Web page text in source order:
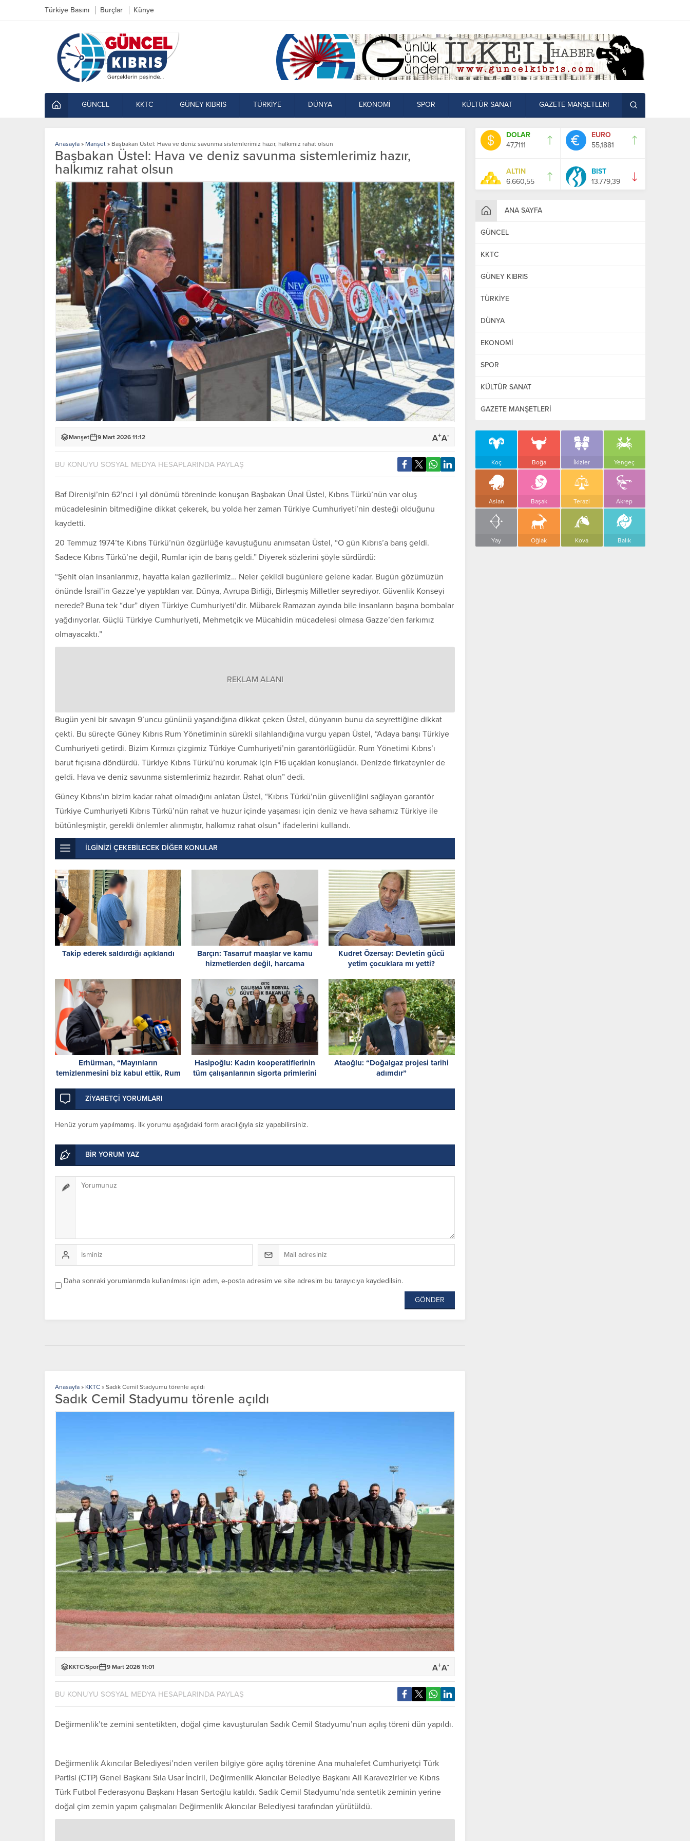
Türkiye Basını Burçlar Künye
GÜNCEL KKTC GÜNEY KIBRIS TÜRKİYE DÜNYA EKONOMİ SPOR KÜLTÜR SANAT GAZETE MANŞETLERİ
DOLAR
47,7111
EURO
55,1881
ALTIN
6.660,55
BIST
13.779,39
ANA SAYFA
GÜNCEL
KKTC
GÜNEY KIBRIS
TÜRKİYE
DÜNYA
EKONOMİ
SPOR
KÜLTÜR SANAT
GAZETE MANŞETLERİ
Koç Boğa İkizler Yengeç
Aslan Başak Terazi Akrep
Yay Oğlak Kova Balık
Anasayfa » Manşet » Başbakan Üstel: Hava ve deniz savunma sistemlerimiz hazır, halkımız rahat olsun
Başbakan Üstel: Hava ve deniz savunma sistemlerimiz hazır,
halkımız rahat olsun
Manşet 9 Mart 2026 11:12 A+A-
BU KONUYU SOSYAL MEDYA HESAPLARINDA PAYLAŞ
Baf Direnişi’nin 62’nci i yıl dönümü töreninde konuşan Başbakan Ünal Üstel, Kıbrıs Türkü’nün var oluş
mücadelesinin bitmediğine dikkat çekerek, bu yolda her zaman Türkiye Cumhuriyeti’nin desteği olduğunu
kaydetti.
20 Temmuz 1974’te Kıbrıs Türkü’nün özgürlüğe kavuştuğunu anımsatan Üstel, “O gün Kıbrıs’a barış geldi.
Sadece Kıbrıs Türkü’ne değil, Rumlar için de barış geldi.” Diyerek sözlerini şöyle sürdürdü:
“Şehit olan insanlarımız, hayatta kalan gazilerimiz… Neler çekildi bugünlere gelene kadar. Bugün gözümüzün
önünde İsrail’in Gazze’ye yaptıkları var. Dünya, Avrupa Birliği, Birleşmiş Milletler seyrediyor. Güvenlik Konseyi
nerede? Buna tek “dur” diyen Türkiye Cumhuriyeti’dir. Mübarek Ramazan ayında bile insanların başına bombalar
yağdırıyorlar. Güçlü Türkiye Cumhuriyeti, Mehmetçik ve Mücahidin mücadelesi olmasa Gazze’den farkımız
olmayacaktı.”
REKLAM ALANI
Bugün yeni bir savaşın 9’uncu gününü yaşandığına dikkat çeken Üstel, dünyanın bunu da seyrettiğine dikkat
çekti. Bu süreçte Güney Kıbrıs Rum Yönetiminin sürekli silahlandığına vurgu yapan Üstel, “Adaya barışı Türkiye
Cumhuriyeti getirdi. Bizim Kırmızı çizgimiz Türkiye Cumhuriyeti’nin garantörlüğüdür. Rum Yönetimi Kıbrıs’ı
barut fıçısına döndürdü. Türkiye Kıbrıs Türkü’nü korumak için F16 uçakları konuşlandı. Denizde firkateynler de
geldi. Hava ve deniz savunma sistemlerimiz hazırdır. Rahat olun” dedi.
Güney Kıbrıs’ın bizim kadar rahat olmadığını anlatan Üstel, “Kıbrıs Türkü’nün güvenliğini sağlayan garantör
Türkiye Cumhuriyeti Kıbrıs Türkü’nün rahat ve huzur içinde yaşaması için deniz ve hava sahamız Türkiye ile
bütünleşmiştir, gerekli önlemler alınmıştır, halkımız rahat olsun” ifadelerini kullandı.
İLGİNİZİ ÇEKEBİLECEK DİĞER KONULAR
Takip ederek saldırdığı açıklandı
Barçın: Tasarruf maaşlar ve kamu
hizmetlerden değil, harcama
Kudret Özersay: Devletin gücü
yetim çocuklara mı yetti?
Erhürman, “Mayınların
temizlenmesini biz kabul ettik, Rum
Hasipoğlu: Kadın kooperatiflerinin
tüm çalışanlarının sigorta primlerini
Ataoğlu: “Doğalgaz projesi tarihi
adımdır”
ZİYARETÇİ YORUMLARI
Henüz yorum yapılmamış. İlk yorumu aşağıdaki form aracılığıyla siz yapabilirsiniz.
BİR YORUM YAZ
Daha sonraki yorumlarımda kullanılması için adım, e-posta adresim ve site adresim bu tarayıcıya kaydedilsin.
Anasayfa » KKTC » Sadık Cemil Stadyumu törenle açıldı
Sadık Cemil Stadyumu törenle açıldı
KKTC/Spor 9 Mart 2026 11:01 A+A-
BU KONUYU SOSYAL MEDYA HESAPLARINDA PAYLAŞ
Değirmenlik’te zemini sentetikten, doğal çime kavuşturulan Sadık Cemil Stadyumu’nun açılış töreni dün yapıldı.
Değirmenlik Akıncılar Belediyesi’nden verilen bilgiye göre açılış törenine Ana muhalefet Cumhuriyetçi Türk
Partisi (CTP) Genel Başkanı Sıla Usar İncirli, Değirmenlik Akıncılar Belediye Başkanı Ali Karavezirler ve Kıbrıs
Türk Futbol Federasyonu Başkanı Hasan Sertoğlu katıldı. Sadık Cemil Stadyumu’nda sentetik zeminin yerine
doğal çim zemin yapım çalışmaları Değirmenlik Akıncılar Belediyesi tarafından yürütüldü.